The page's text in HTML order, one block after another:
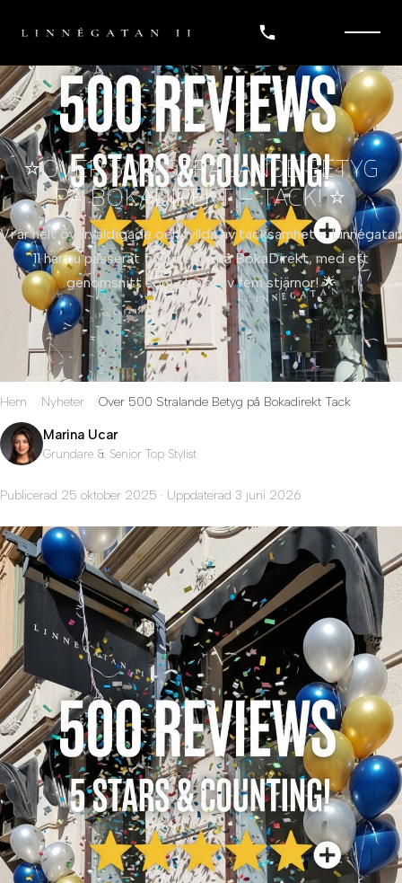
⭐ÖVER 500 STRÅLANDE BETYG
PÅ BOKADIREKT – TACK! ⭐
Vi är helt överväldigade och fyllda av tacksamhet – Linnégatan
11 har nu passerat 500 betyg på BokaDirekt, med ett
genomsnitt som strålar av fem stjärnor! 🌟
Hem Nyheter Over 500 Stralande Betyg på Bokadirekt Tack
Marina Ucar
Grundare & Senior Top Stylist
Publicerad 25 oktober 2025 · Uppdaterad 3 juni 2026